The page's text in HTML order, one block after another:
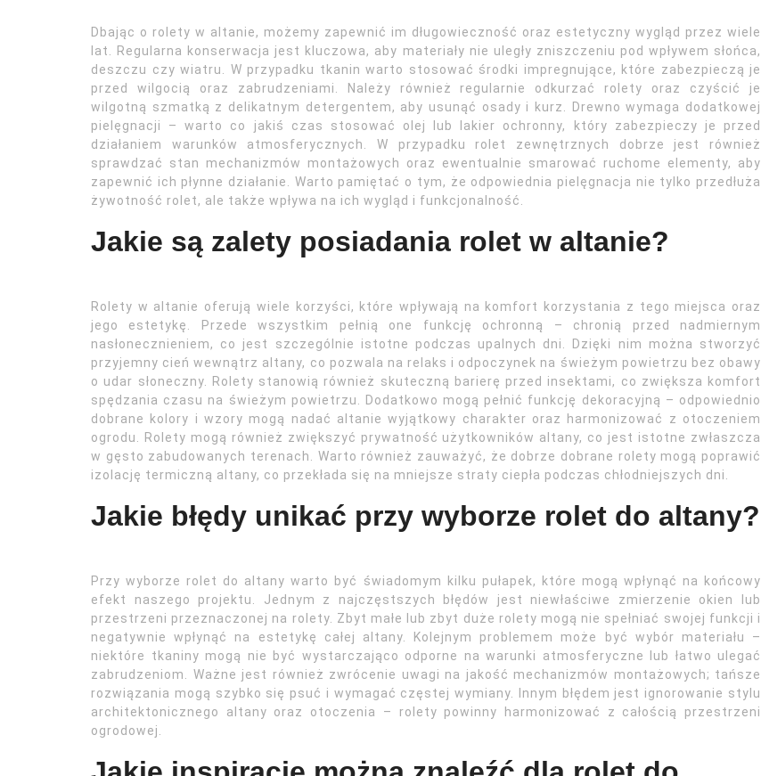
Dbając o rolety w altanie, możemy zapewnić im długowieczność oraz estetyczny wygląd przez wiele
lat. Regularna konserwacja jest kluczowa, aby materiały nie uległy zniszczeniu pod wpływem słońca,
deszczu czy wiatru. W przypadku tkanin warto stosować środki impregnujące, które zabezpieczą je
przed wilgocią oraz zabrudzeniami. Należy również regularnie odkurzać rolety oraz czyścić je
wilgotną szmatką z delikatnym detergentem, aby usunąć osady i kurz. Drewno wymaga dodatkowej
pielęgnacji – warto co jakiś czas stosować olej lub lakier ochronny, który zabezpieczy je przed
działaniem warunków atmosferycznych. W przypadku rolet zewnętrznych dobrze jest również
sprawdzać stan mechanizmów montażowych oraz ewentualnie smarować ruchome elementy, aby
zapewnić ich płynne działanie. Warto pamiętać o tym, że odpowiednia pielęgnacja nie tylko przedłuża
żywotność rolet, ale także wpływa na ich wygląd i funkcjonalność.
Jakie są zalety posiadania rolet w altanie?
Rolety w altanie oferują wiele korzyści, które wpływają na komfort korzystania z tego miejsca oraz
jego estetykę. Przede wszystkim pełnią one funkcję ochronną – chronią przed nadmiernym
nasłonecznieniem, co jest szczególnie istotne podczas upalnych dni. Dzięki nim można stworzyć
przyjemny cień wewnątrz altany, co pozwala na relaks i odpoczynek na świeżym powietrzu bez obawy
o udar słoneczny. Rolety stanowią również skuteczną barierę przed insektami, co zwiększa komfort
spędzania czasu na świeżym powietrzu. Dodatkowo mogą pełnić funkcję dekoracyjną – odpowiednio
dobrane kolory i wzory mogą nadać altanie wyjątkowy charakter oraz harmonizować z otoczeniem
ogrodu. Rolety mogą również zwiększyć prywatność użytkowników altany, co jest istotne zwłaszcza
w gęsto zabudowanych terenach. Warto również zauważyć, że dobrze dobrane rolety mogą poprawić
izolację termiczną altany, co przekłada się na mniejsze straty ciepła podczas chłodniejszych dni.
Jakie błędy unikać przy wyborze rolet do altany?
Przy wyborze rolet do altany warto być świadomym kilku pułapek, które mogą wpłynąć na końcowy
efekt naszego projektu. Jednym z najczęstszych błędów jest niewłaściwe zmierzenie okien lub
przestrzeni przeznaczonej na rolety. Zbyt małe lub zbyt duże rolety mogą nie spełniać swojej funkcji i
negatywnie wpłynąć na estetykę całej altany. Kolejnym problemem może być wybór materiału –
niektóre tkaniny mogą nie być wystarczająco odporne na warunki atmosferyczne lub łatwo ulegać
zabrudzeniom. Ważne jest również zwrócenie uwagi na jakość mechanizmów montażowych; tańsze
rozwiązania mogą szybko się psuć i wymagać częstej wymiany. Innym błędem jest ignorowanie stylu
architektonicznego altany oraz otoczenia – rolety powinny harmonizować z całością przestrzeni
ogrodowej.